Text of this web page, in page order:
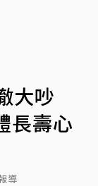
大吵
長壽心
導